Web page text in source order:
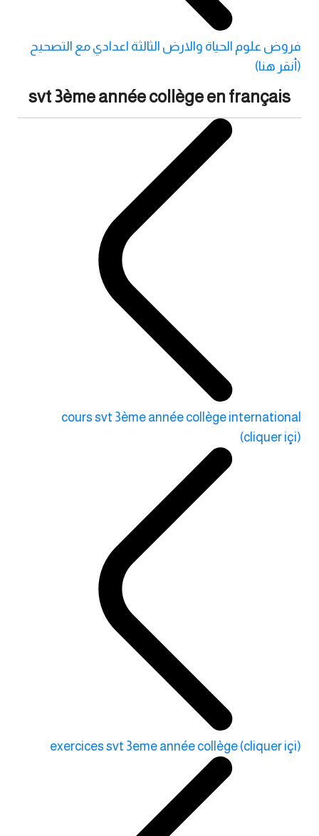
فروض علوم الحياة والارض الثالثة اعدادي مع التصحيح
(أنقر هنا)
svt 3ème année collège en français
cours svt 3ème année collège international
(cliquer içi)
exercices svt 3eme année collège (cliquer içi)